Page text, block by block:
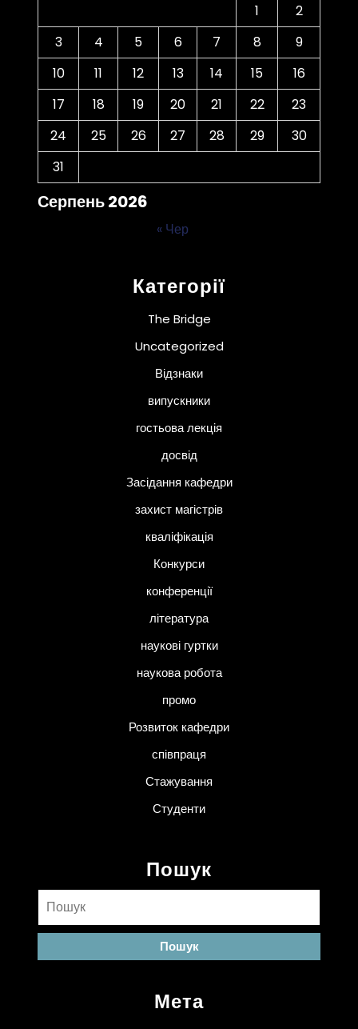
Серпень 2026
1
2
3
4 5 6 7 8
9
10
11 12 13 14 15
16
17
18 19 20 21 22
23
24
25 26 27 28 29
30
31
« Чер
Категорії
The Bridge
Uncategorized
Відзнаки
випускники
гостьова лекція
досвід
Засідання кафедри
захист магістрів
кваліфікація
Конкурси
конференції
література
наукові гуртки
наукова робота
промо
Розвиток кафедри
співпраця
Стажування
Студенти
Пошук
Пошук:
Мета